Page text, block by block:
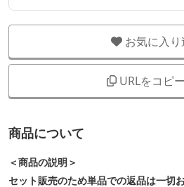
お気に入り
URLをコピ
商品について
＜商品の説明＞
セット販売のため単品での返品は一切